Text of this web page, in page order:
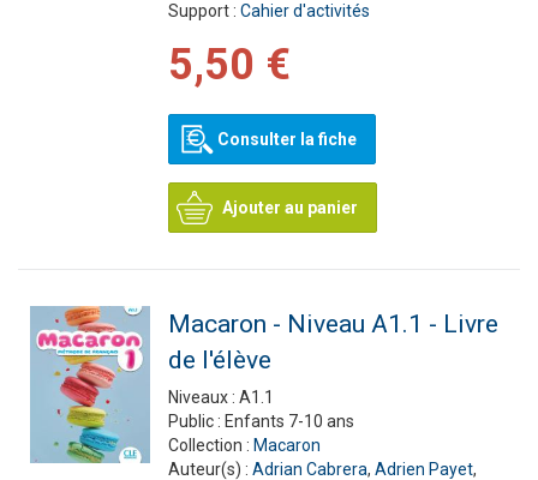
Support : Cahier d'activités
5,50 €
Consulter la fiche
Ajouter au panier
Macaron - Niveau A1.1 - Livre
de l'élève
Niveaux : A1.1
Public : Enfants 7-10 ans
Collection : Macaron
Auteur(s) : Adrian Cabrera, Adrien Payet,